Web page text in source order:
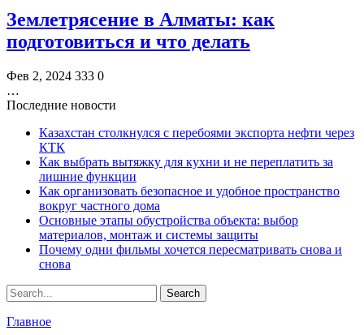
Землетрясение в Алматы: как
подготовиться и что делать
Фев 2, 2024 333 0
…
Последние новости
Казахстан столкнулся с перебоями экспорта нефти через
КТК
Как выбрать вытяжку для кухни и не переплатить за
лишние функции
Как организовать безопасное и удобное пространство
вокруг частного дома
Основные этапы обустройства объекта: выбор
материалов, монтаж и системы защиты
Почему одни фильмы хочется пересматривать снова и
снова
Главное